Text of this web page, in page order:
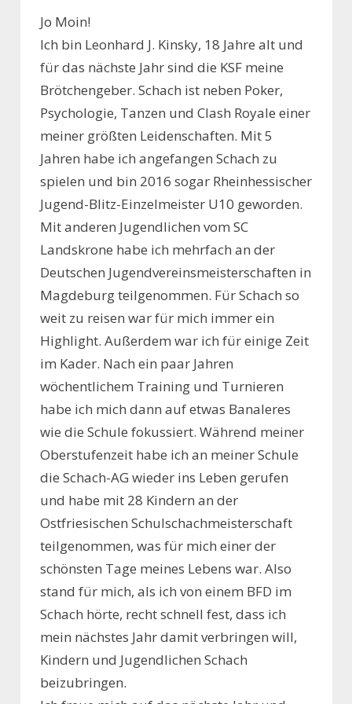
Jo Moin!
Ich bin Leonhard J. Kinsky, 18 Jahre alt und
für das nächste Jahr sind die KSF meine
Brötchengeber. Schach ist neben Poker,
Psychologie, Tanzen und Clash Royale einer
meiner größten Leidenschaften. Mit 5
Jahren habe ich angefangen Schach zu
spielen und bin 2016 sogar Rheinhessischer
Jugend-Blitz-Einzelmeister U10 geworden.
Mit anderen Jugendlichen vom SC
Landskrone habe ich mehrfach an der
Deutschen Jugendvereinsmeisterschaften in
Magdeburg teilgenommen. Für Schach so
weit zu reisen war für mich immer ein
Highlight. Außerdem war ich für einige Zeit
im Kader. Nach ein paar Jahren
wöchentlichem Training und Turnieren
habe ich mich dann auf etwas Banaleres
wie die Schule fokussiert. Während meiner
Oberstufenzeit habe ich an meiner Schule
die Schach-AG wieder ins Leben gerufen
und habe mit 28 Kindern an der
Ostfriesischen Schulschachmeisterschaft
teilgenommen, was für mich einer der
schönsten Tage meines Lebens war. Also
stand für mich, als ich von einem BFD im
Schach hörte, recht schnell fest, dass ich
mein nächstes Jahr damit verbringen will,
Kindern und Jugendlichen Schach
beizubringen.